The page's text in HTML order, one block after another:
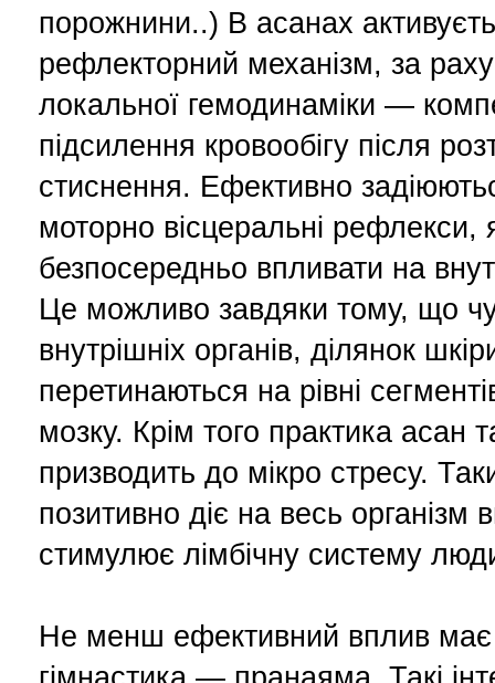
порожнини..) В асанах
рефлекторний механізм, за
локальної гемодинаміки —
підсилення кровообігу після
стиснення. Ефективно
моторно вісцеральні рефлекси,
безпосередньо впливати на
Це можливо завдяки тому, що
внутрішніх органів, ділянок
перетинаються на рівні
мозку. Крім того практика асан
призводить до мікро стресу.
позитивно діє на весь організм
стимулює лімбічну систему
Не менш ефективний вплив